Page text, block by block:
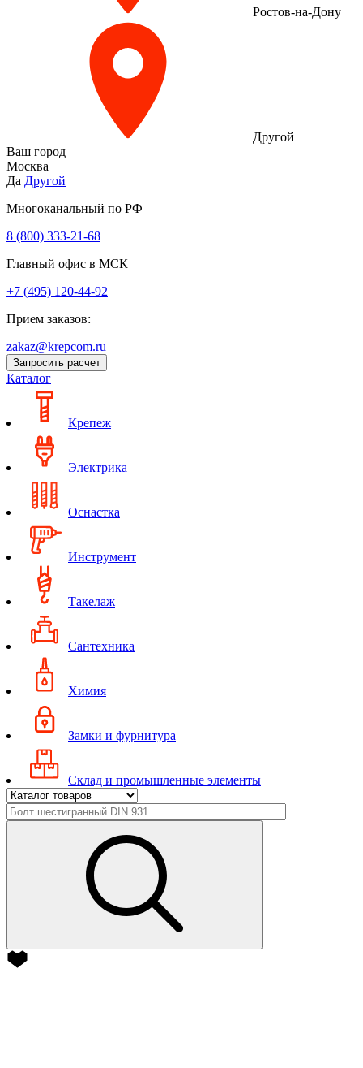
Ростов-на-Дону
Другой
Ваш город
Москва
Да Другой
Многоканальный по РФ
8 (800) 333‑21-68
Главный офис в МСК
+7 (495) 120-44-92
Прием заказов:
zakaz@krepcom.ru
Запросить расчет
Каталог
Крепеж
Электрика
Оснастка
Инструмент
Такелаж
Сантехника
Химия
Замки и фурнитура
Склад и промышленные элементы